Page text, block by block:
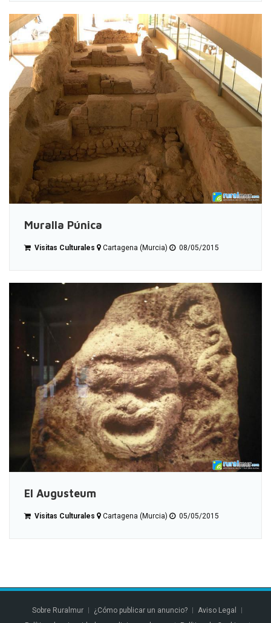
Muralla Púnica
Visitas Culturales Cartagena (Murcia) 08/05/2015
El Augusteum
Visitas Culturales Cartagena (Murcia) 05/05/2015
Sobre Ruralmur ¿Cómo publicar un anuncio?
Aviso Legal